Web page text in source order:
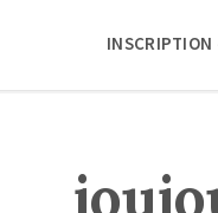
INSCRIPTION